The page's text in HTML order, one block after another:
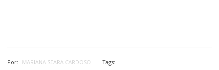
Por: MARIANA SEARA CARDOSO Tags: